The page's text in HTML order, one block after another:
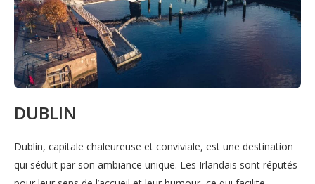
DUBLIN
Dublin, capitale chaleureuse et conviviale, est une destination
qui séduit par son ambiance unique. Les Irlandais sont réputés